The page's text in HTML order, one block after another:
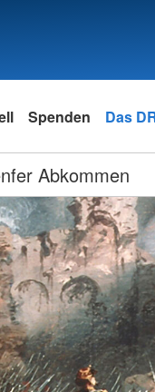
Spenden Das
Abkommen